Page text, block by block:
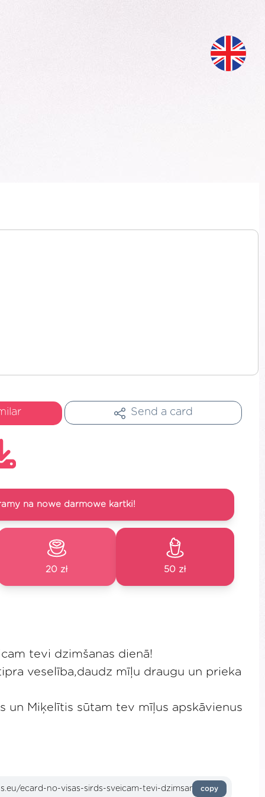
Send a card
na nowe darmowe kartki!
20 zł 50 zł
tevi dzimšanas dienā!
veselība,daudz mīļu draugu un prieka
un Miķelītis sūtam tev mīļus apskāvienus
copy